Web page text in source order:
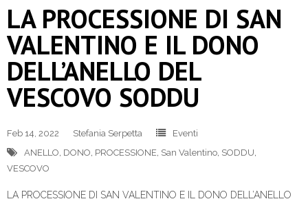
LA PROCESSIONE DI SAN
VALENTINO E IL DONO
DELL’ANELLO DEL
VESCOVO SODDU
Feb 14, 2022 Stefania Serpetta
Eventi
ANELLO DONO PROCESSIONE San Valentino SODDU
VESCOVO
LA PROCESSIONE DI SAN VALENTINO E IL DONO DELL’ANELLO